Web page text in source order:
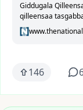
Giddugala
qilleensaa
146